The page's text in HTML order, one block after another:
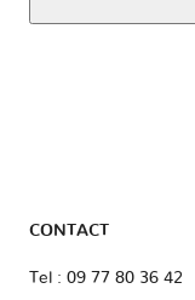
CONTACT
Tel : 09 77 80 36 42